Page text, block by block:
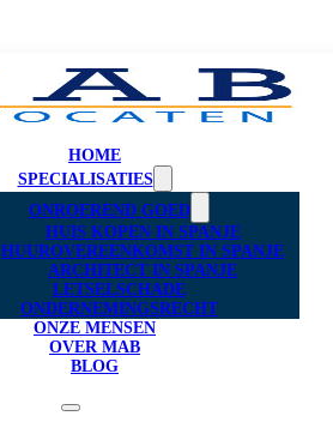
HOME
SPECIALISATIES
ONROEREND GOED
HUIS KOPEN IN SPANJE
HUUROVEREENKOMST IN SPANJE
ARCHITECT IN SPANJE
LETSELSCHADE
ONDERNEMINGSRECHT
ONZE MENSEN
OVER MAB
BLOG